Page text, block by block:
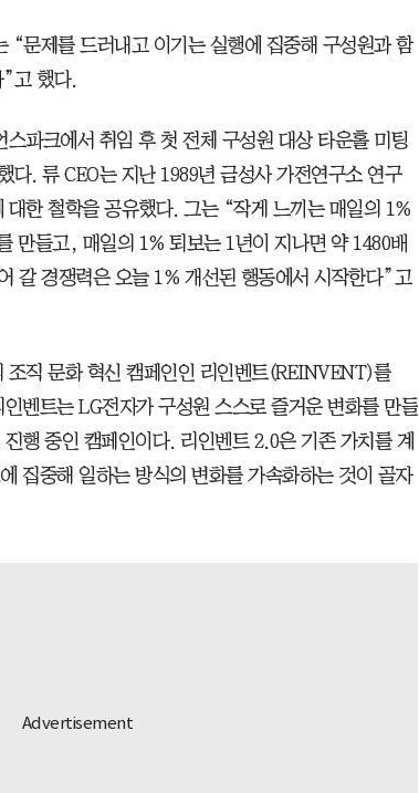
“문제를 드러내고 이기는 실행에 집중해 구성원과 함
고 했다.
파크에서 취임 후 첫 전체 구성원 대상 타운홀 미팅
다. 류 CEO는 지난 1989년 금성사 가전연구소 연구
한 철학을 공유했다. 그는 “작게 느끼는 매일의 1%
만들고, 매일의 1% 퇴보는 1년이 지나면 약 1480배
갈 경쟁력은 오늘 1% 개선된 행동에서 시작한다”고
조직 문화 혁신 캠페인인 리인벤트(REINVENT)를
벤트는 LG전자가 구성원 스스로 즐거운 변화를 만들
행 중인 캠페인이다. 리인벤트 2.0은 기존 가치를 계
집중해 일하는 방식의 변화를 가속화하는 것이 골자